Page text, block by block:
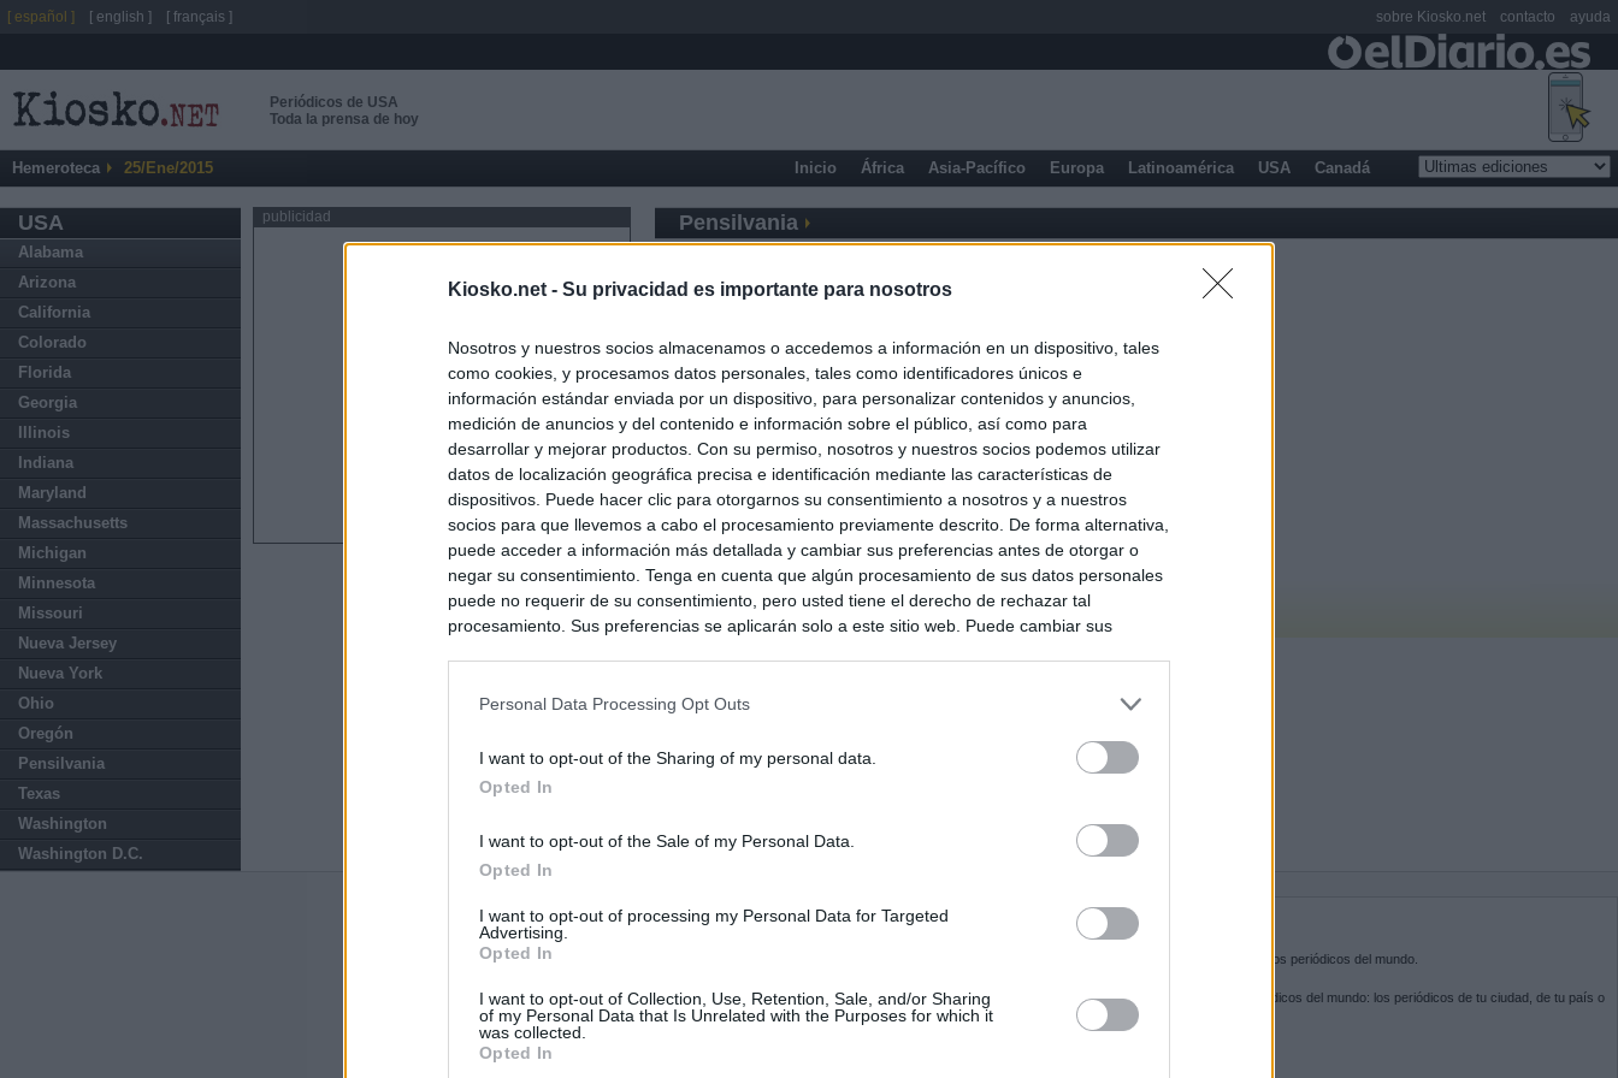
Kiosko.net - Su privacidad es importante para nosotros
Nosotros y nuestros socios almacenamos o accedemos a información en un dispositivo, tales
como cookies, y procesamos datos personales, tales como identificadores únicos e
información estándar enviada por un dispositivo, para personalizar contenidos y anuncios,
medición de anuncios y del contenido e información sobre el público, así como para
desarrollar y mejorar productos. Con su permiso, nosotros y nuestros socios podemos utilizar
datos de localización geográfica precisa e identificación mediante las características de
dispositivos. Puede hacer clic para otorgarnos su consentimiento a nosotros y a nuestros
socios para que llevemos a cabo el procesamiento previamente descrito. De forma alternativa,
puede acceder a información más detallada y cambiar sus preferencias antes de otorgar o
negar su consentimiento. Tenga en cuenta que algún procesamiento de sus datos personales
puede no requerir de su consentimiento, pero usted tiene el derecho de rechazar tal
procesamiento. Sus preferencias se aplicarán solo a este sitio web. Puede cambiar sus
Personal Data Processing Opt Outs
I want to opt-out of the Sharing of my personal data.
Opted In
I want to opt-out of the Sale of my Personal Data.
Opted In
I want to opt-out of processing my Personal Data for Targeted
Advertising.
Opted In
I want to opt-out of Collection, Use, Retention, Sale, and/or Sharing
of my Personal Data that Is Unrelated with the Purposes for which it
was collected.
Opted In
Periódicos de USA
Toda la prensa de hoy
Hemeroteca 25/Ene/2015 Inicio África Asia-Pacífico Europa Latinoamérica USA Canadá
USA
Alabama
Arizona
California
Colorado
Florida
Georgia
Illinois
Indiana
Maryland
Massachusetts
Michigan
Minnesota
Missouri
Nueva Jersey
Nueva York
Ohio
Oregón
Pensilvania
Texas
Washington
Washington D.C.
publicidad Pensilvania
Últimas noticias
España reintroduce los controles a los viajeros procedentes de Italia en respuesta
Italia rechaza el ultimátum del Gobierno y mantiene los controles a viajeros de
España hasta el 15 de agosto: "No aceptamos imposiciones"
SOBRE KIOSKO.NET
es la puerta de entrada a los periódicos del mundo.
Navega por las portadas de los periódicos del mundo: los periódicos de tu ciudad, de tu país o
del otro extremo del mundo.
[ español ] [ english ] [ français ] sobre Kiosko.net contacto ayuda